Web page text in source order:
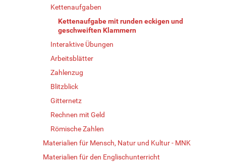
Kettenaufgaben
Kettenaufgabe mit runden eckigen und
geschweiften Klammern
Interaktive Übungen
Arbeitsblätter
Zahlenzug
Blitzblick
Gitternetz
Rechnen mit Geld
Römische Zahlen
Materialien für Mensch, Natur und Kultur - MNK
Materialien für den Englischunterricht